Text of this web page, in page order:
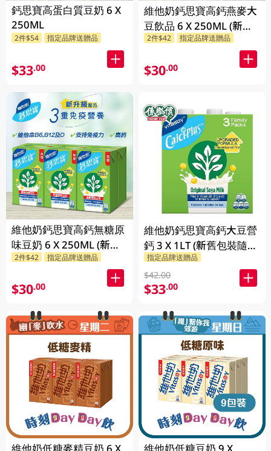
鈣思寶高蛋白質豆奶 6 X
250ML
2件$54 指定品牌送贈品
$33.00
維他奶鈣思寶高鈣無糖原
味豆奶 6 X 250ML (新舊
包裝隨機發貨)
2件$42 指定品牌送贈品
$30.00
維他奶低糖麥精豆奶 6 X
維他奶鈣思寶高鈣燕麥大
豆飲品 6 X 250ML (新舊
包裝隨機發貨)
2件$42 指定品牌送贈品
$30.00
維他奶鈣思寶高鈣大豆營
鈣 3 X 1LT (新舊包裝隨機
發貨)
指定品牌送贈品
$42.00
$33.00
維他奶低糖豆奶 9 X